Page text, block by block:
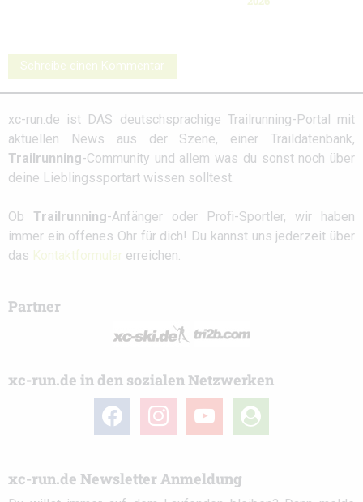
Schreibe einen Kommentar
xc-run.de ist DAS deutschsprachige Trailrunning-Portal mit
aktuellen News aus der Szene, einer Traildatenbank,
Trailrunning-Community und allem was du sonst noch über
deine Lieblingssportart wissen solltest.
Ob Trailrunning-Anfänger oder Profi-Sportler, wir haben
immer ein offenes Ohr für dich! Du kannst uns jederzeit über
das Kontaktformular erreichen.
Partner
xc-run.de in den sozialen Netzwerken
facebook instagram youtube
user-
circle
xc-run.de Newsletter Anmeldung